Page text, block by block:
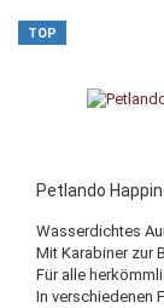
TOP
Petlando
Wasserdichtes
Mit Karabiner zur
Für alle
In verschiedenen